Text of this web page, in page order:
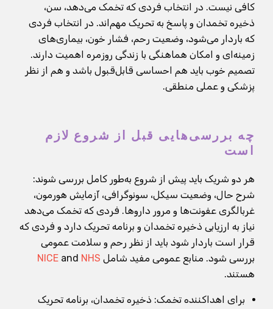
کافی نیست. در انتخاب فردی که تخمک می‌دهد، سن،
ذخیره تخمدان و پاسخ به تحریک مهم‌اند. در انتخاب فردی
که باردار می‌شود، وضعیت رحم، فشار خون، بیماری‌های
زمینه‌ای و امکان هماهنگی با زندگی روزمره اهمیت دارند.
تصمیم خوب باید هم احساسی قابل‌قبول باشد و هم از نظر
پزشکی و عملی منطقی.
چه بررسی‌هایی قبل از شروع لازم
است
هر دو شریک باید پیش از شروع به‌طور کامل بررسی شوند:
شرح حال، وضعیت سیکل، سونوگرافی، آزمایش هورمون،
غربالگری عفونت‌ها و مرور داروها. فردی که تخمک می‌دهد
نیاز به ارزیابی ذخیره تخمدان و برنامه تحریک دارد و فردی که
قرار است باردار شود باید از نظر رحم و سلامت عمومی
بررسی شود. منابع عمومی مفید شامل
NICE and NHS
هستند.
برای اهداکننده تخمک: ذخیره تخمدان، برنامه تحریک